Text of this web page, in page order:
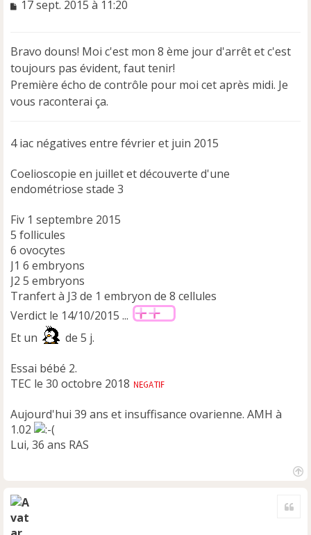
M
a
g
e
n
o
u
17 sept. 2015 à 11:20
Bravo douns! Moi c'est mon 8 ème jour d'arrêt et c'est
toujours pas évident, faut tenir!
Première écho de contrôle pour moi cet après midi. Je
vous raconterai ça.
4 iac négatives entre février et juin 2015
Coelioscopie en juillet et découverte d'une
endométriose stade 3
Fiv 1 septembre 2015
5 follicules
6 ovocytes
J1 6 embryons
J2 5 embryons
Tranfert à J3 de 1 embryon de 8 cellules
Verdict le 14/10/2015 ...
Et un
de 5 j.
Essai bébé 2.
TEC le 30 octobre 2018
Aujourd'hui 39 ans et insuffisance ovarienne. AMH à
1.02
Lui, 36 ans RAS